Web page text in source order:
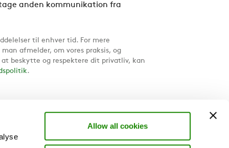
Allow all cookies
anden kommunikation fra
til enhver tid. For mere
afmelder, om vores praksis, og
beskytte og respektere dit privatliv, kan
.